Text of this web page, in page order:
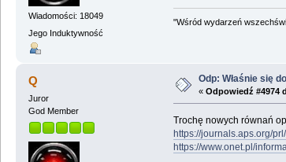
Wiadomości: 18049
Jego Induktywność
"Wśród wydarzeń
Q
Juror
God Member
Odp: Właśnie się
« Odpowiedź #4974
Trochę nowych równań
https://journals.aps.org/
https://www.onet.pl/